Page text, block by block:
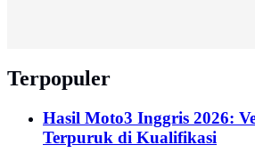
Terpopuler
Hasil Moto3 Inggris 2026:
Terpuruk di Kualifikasi